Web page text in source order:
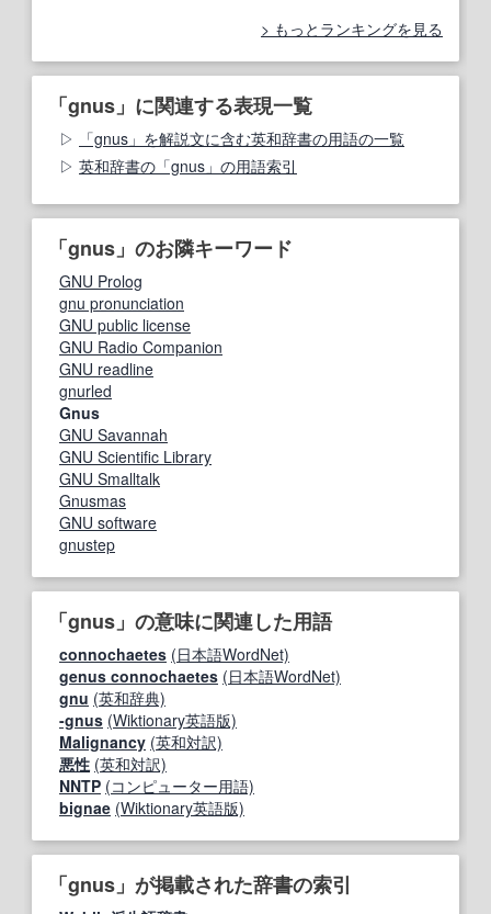
もっとランキングを見る
「gnus」に関連する表現一覧
「gnus」を解説文に含む英和辞書の用語の一覧
英和辞書の「gnus」の用語索引
「gnus」のお隣キーワード
GNU Prolog
gnu pronunciation
GNU public license
GNU Radio Companion
GNU readline
gnurled
Gnus
GNU Savannah
GNU Scientific Library
GNU Smalltalk
Gnusmas
GNU software
gnustep
「gnus」の意味に関連した用語
connochaetes (日本語WordNet)
genus connochaetes (日本語WordNet)
gnu (英和辞典)
-gnus (Wiktionary英語版)
Malignancy (英和対訳)
悪性 (英和対訳)
NNTP (コンピューター用語)
bignae (Wiktionary英語版)
「gnus」が掲載された辞書の索引